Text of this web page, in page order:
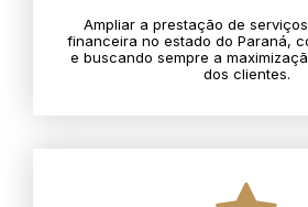
Ampliar a prestação de
financeira no estado do Paraná,
e buscando sempre a
dos clientes.